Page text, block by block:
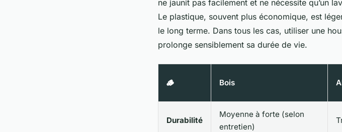
ne jaunit pas facilement et ne nécessite qu’un
Le plastique, souvent plus économique, est
le long terme. Dans tous les cas, utiliser une
prolonge sensiblement sa durée de vie.
🪵 Bois
Durabilité
Moyenne à forte (selon
entretien)